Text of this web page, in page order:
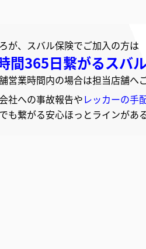
が、スバル保険でご加入の方は
間365日繋がるスバ
舗営業時間内の場合は担当店舗へ
社への事故報告やレッカーの手
も繋がる安心ほっとラインがあ